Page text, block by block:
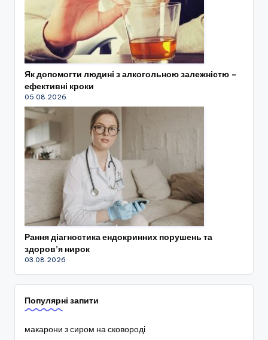
Як допомогти людині з алкогольною залежністю –
ефективні кроки
05.08.2026
Рання діагностика ендокринних порушень та
здоров’я нирок
03.08.2026
Популярні запити
макарони з сиром на сковороді